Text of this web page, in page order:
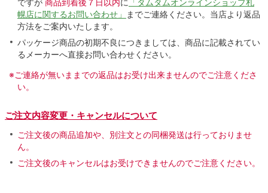
幌店に関するお問い合わせ」
までご連絡ください。当店より返品
方法をご案内いたします。
パッケージ商品の初期不良につきましては、商品に記載されてい
るメーカーへ直接お問い合わせください。
※ご連絡が無いままでの返品はお受け出来ませんのでご注意くださ
い。
ご注文内容変更・キャンセルについて
ご注文後の商品追加や、別注文との同梱発送は行っておりませ
ん。
ご注文後のキャンセルはお受けできませんのでご注意ください。